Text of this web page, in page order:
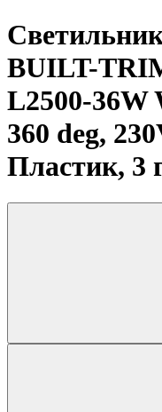
BUILT-
L2500-36W
360 deg,
Пластик, 3